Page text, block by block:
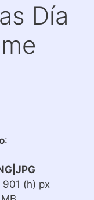
Día
:
(h) px